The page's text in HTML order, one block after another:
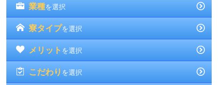
業種を選択
寮タイプを選択
メリット を選択
こだわり を選択